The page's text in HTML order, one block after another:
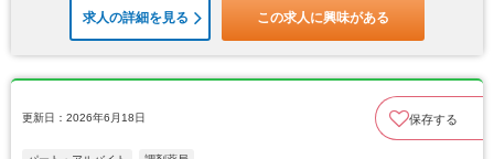
求人の詳細を見る この求人に興味がある
更新日：2026年6月18日 保存する